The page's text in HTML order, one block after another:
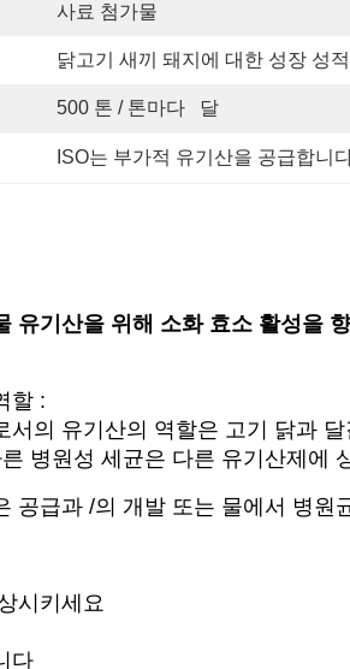
사료 첨가물
닭고기 새끼 돼지에 대한 성장 성
500 톤 / 톤마다   달
ISO는 부가적 유기산을 공급합니
유기산을 위해 소화 효소 활성을
할 :
서의 유기산의 역할은 고기 닭과
병원성 세균은 다른 유기산제에
공급과 /의 개발 또는 물에서 병
시키세요
다